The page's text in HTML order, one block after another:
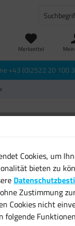
Merkzettel
+43 (0)2522 20 100
Cookies, um
bieten zu
Zustimmung
Cookies nicht
folgende